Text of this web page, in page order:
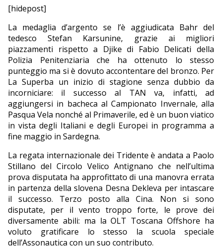
[hidepost]
La medaglia d’argento se l’è aggiudicata Bahr del
tedesco Stefan Karsunine, grazie ai migliori
piazzamenti rispetto a Djike di Fabio Delicati della
Polizia Penitenziaria che ha ottenuto lo stesso
punteggio ma si è dovuto accontentare del bronzo. Per
La Superba un inizio di stagione senza dubbio da
incorniciare: il successo al TAN va, infatti, ad
aggiungersi in bacheca al Campionato Invernale, alla
Pasqua Vela nonché al Primaverile, ed è un buon viatico
in vista degli Italiani e degli Europei in programma a
fine maggio in Sardegna.
La regata internazionale dei Tridente è andata a Paolo
Stillano del Circolo Velico Antignano che nell’ultima
prova disputata ha approfittato di una manovra errata
in partenza della slovena Desna Dekleva per intascare
il successo. Terzo posto alla Cina. Non si sono
disputate, per il vento troppo forte, le prove dei
diversamente abili: ma la OLT Toscana Offshore ha
voluto gratificare lo stesso la scuola speciale
dell’Assonautica con un suo contributo.